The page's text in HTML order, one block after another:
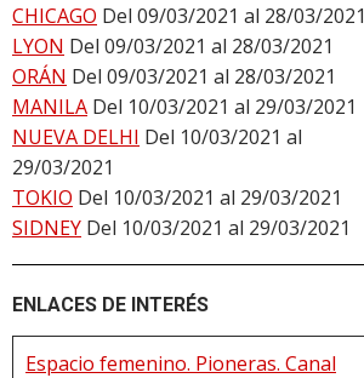
CHICAGO Del 09/03/2021 al 28/03/2021
LYON Del 09/03/2021 al 28/03/2021
ORÁN Del 09/03/2021 al 28/03/2021
MANILA Del 10/03/2021 al 29/03/2021
NUEVA DELHI Del 10/03/2021 al
29/03/2021
TOKIO Del 10/03/2021 al 29/03/2021
SIDNEY Del 10/03/2021 al 29/03/2021
ENLACES DE INTERÉS
Espacio femenino. Pioneras. Canal